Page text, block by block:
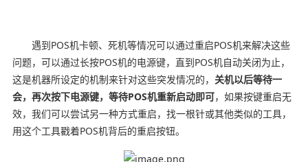
遇到POS机卡顿、死机等情况可以通过重启POS机来解决这些
问题，可以通过长按POS机的电源键，直到POS机自动关闭为止，
这是机器所设定的机制来针对这些突发情况的， 关机以后等待一
会，再次按下电源键，等待POS机重新启动即可，如果按键重启无
效，我们可以尝试另一种方式重启，找一根针或其他类似的工具，
用这个工具戳着POS机背后的重启按钮。